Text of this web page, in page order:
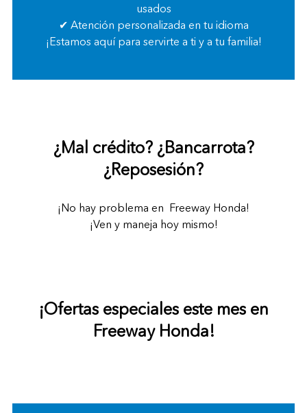
usados
✔ Atención personalizada en tu idioma
¡Estamos aquí para servirte a ti y a tu familia!
¿Mal crédito? ¿Bancarrota?
¿Reposesión?
¡No hay problema en Freeway Honda!
¡Ven y maneja hoy mismo!
¡Ofertas especiales este mes en
Freeway Honda!